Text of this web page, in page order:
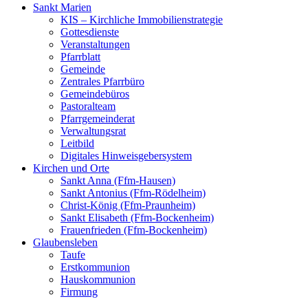
Sankt Marien
KIS – Kirchliche Immobilienstrategie
Gottesdienste
Veranstaltungen
Pfarrblatt
Gemeinde
Zentrales Pfarrbüro
Gemeindebüros
Pastoralteam
Pfarrgemeinderat
Verwaltungsrat
Leitbild
Digitales Hinweisgebersystem
Kirchen und Orte
Sankt Anna (Ffm-Hausen)
Sankt Antonius (Ffm-Rödelheim)
Christ-König (Ffm-Praunheim)
Sankt Elisabeth (Ffm-Bockenheim)
Frauenfrieden (Ffm-Bockenheim)
Glaubensleben
Taufe
Erstkommunion
Hauskommunion
Firmung